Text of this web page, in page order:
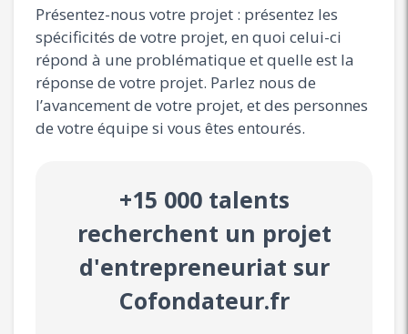
Présentez-nous votre projet : présentez les
spécificités de votre projet, en quoi celui-ci
répond à une problématique et quelle est la
réponse de votre projet. Parlez nous de
l’avancement de votre projet, et des personnes
de votre équipe si vous êtes entourés.
+15 000 talents
recherchent un projet
d'entrepreneuriat sur
Cofondateur.fr